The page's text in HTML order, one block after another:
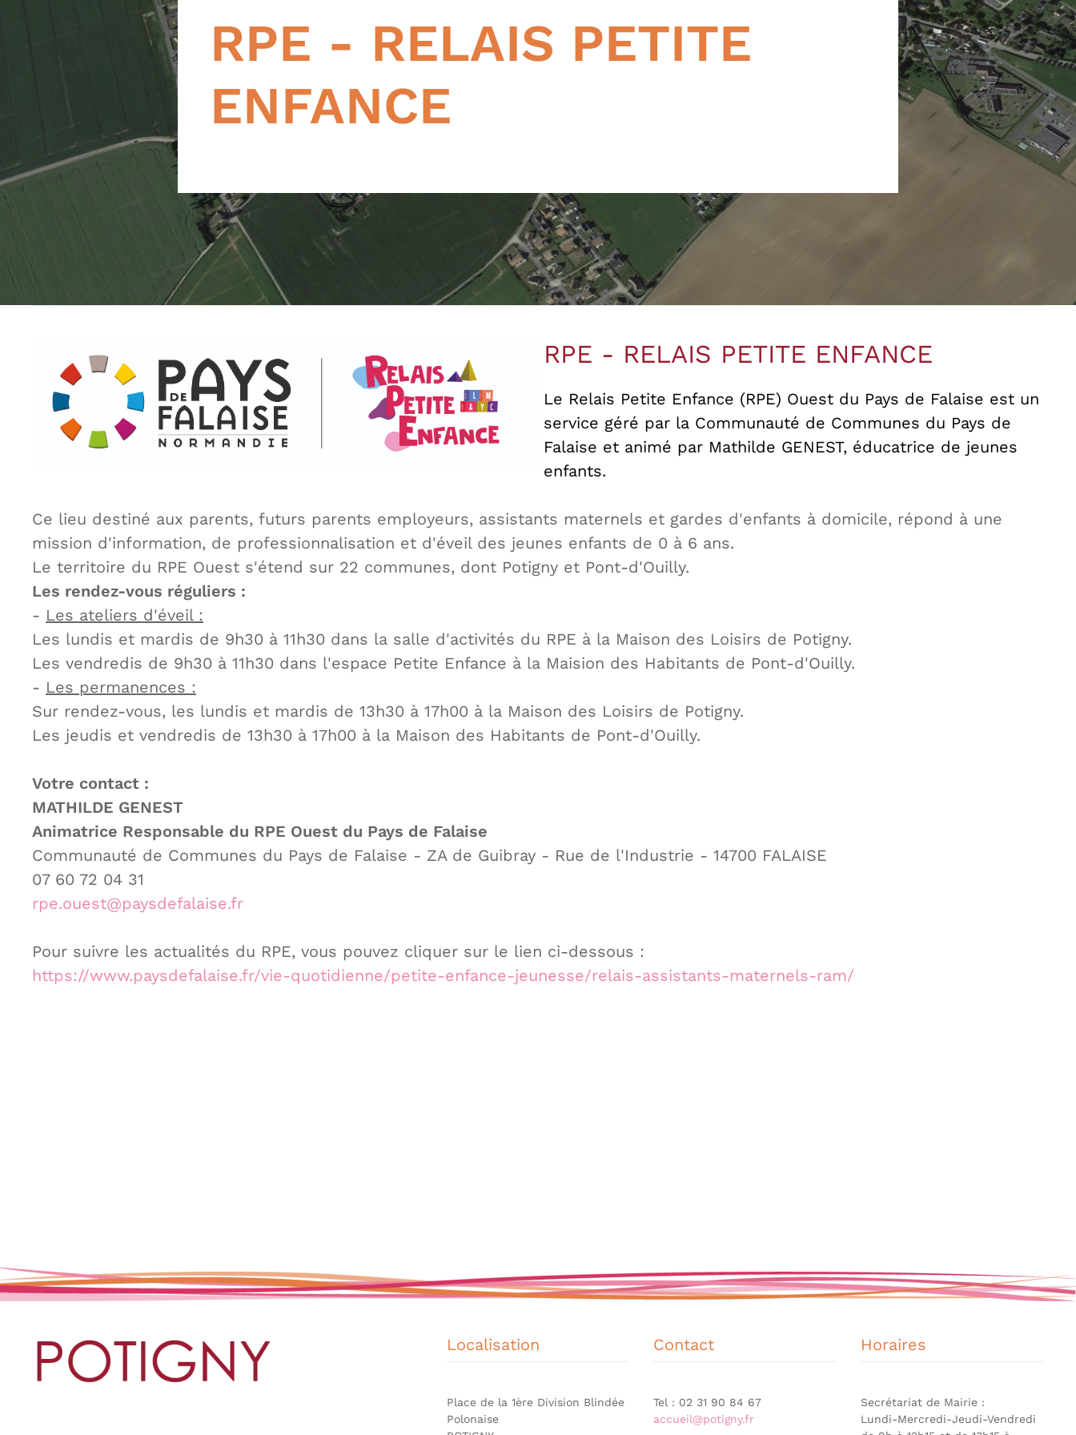
RPE - RELAIS PETITE
ENFANCE
RPE - RELAIS PETITE ENFANCE
Le Relais Petite Enfance (RPE) Ouest du Pays de Falaise est un
service géré par la Communauté de Communes du Pays de
Falaise et animé par Mathilde GENEST, éducatrice de jeunes
enfants.
Ce lieu destiné aux parents, futurs parents employeurs, assistants maternels et gardes d'enfants à domicile, répond à une
mission d'information, de professionnalisation et d'éveil des jeunes enfants de 0 à 6 ans.
Le territoire du RPE Ouest s'étend sur 22 communes, dont Potigny et Pont-d'Ouilly.
Les rendez-vous réguliers :
- Les ateliers d'éveil :
Les lundis et mardis de 9h30 à 11h30 dans la salle d'activités du RPE à la Maison des Loisirs de Potigny.
Les vendredis de 9h30 à 11h30 dans l'espace Petite Enfance à la Maision des Habitants de Pont-d'Ouilly.
- Les permanences :
Sur rendez-vous, les lundis et mardis de 13h30 à 17h00 à la Maison des Loisirs de Potigny.
Les jeudis et vendredis de 13h30 à 17h00 à la Maison des Habitants de Pont-d'Ouilly.
Votre contact :
MATHILDE GENEST
Animatrice Responsable du RPE Ouest du Pays de Falaise
Communauté de Communes du Pays de Falaise - ZA de Guibray - Rue de l'Industrie - 14700 FALAISE
07 60 72 04 31
rpe.ouest@paysdefalaise.fr
Pour suivre les actualités du RPE, vous pouvez cliquer sur le lien ci-dessous :
https://www.paysdefalaise.fr/vie-quotidienne/petite-enfance-jeunesse/relais-assistants-maternels-ram/
Localisation
Place de la 1ère Division Blindée
Polonaise
Contact
Tel : 02 31 90 84 67
accueil@potigny.fr
Horaires
Secrétariat de Mairie :
Lundi-Mercredi-Jeudi-Vendredi